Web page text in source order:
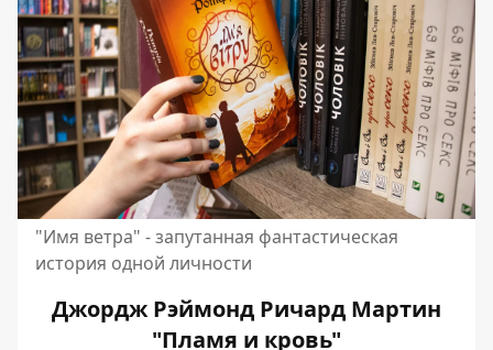
"Имя ветра" - запутанная фантастическая
история одной личности
Джордж Рэймонд Ричард Мартин
"Пламя и кровь"